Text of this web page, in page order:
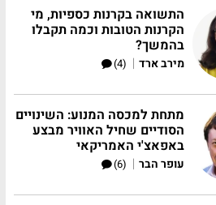
התשואה בקרנות כספיות, מי
הקרנות הטובות וכמה תקבלו
בהמשך?
מירב ארד |
(4)
מתחת למכסה המנוע: השינויים
הסודיים שחיל האוויר מבצע
באפאצ'י האמריקאי
עופר הבר |
(6)